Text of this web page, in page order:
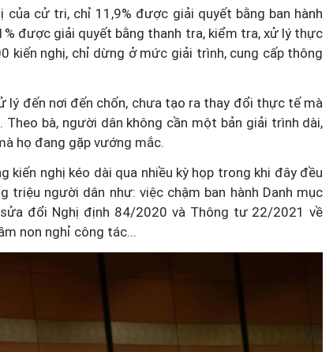
cử tri, chỉ 11,9% được giải quyết bằng ban hành
được giải quyết bằng thanh tra, kiểm tra, xử lý thực
kiến nghị, chỉ dừng ở mức giải trình, cung cấp thông
lý đến nơi đến chốn, chưa tạo ra thay đổi thực tế mà
bà, người dân không cần một bản giải trình dài,
họ đang gặp vướng mắc.
kiến nghị kéo dài qua nhiều kỳ họp trong khi đây đều
triệu người dân như: việc chậm ban hành Danh mục
đổi Nghị định 84/2020 và Thông tư 22/2021 về
non nghỉ công tác...